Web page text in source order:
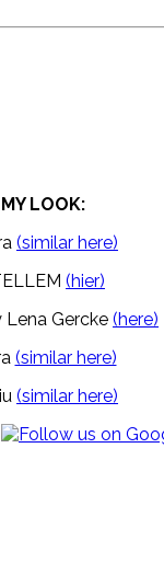
LOOK:
(similar here)
(hier)
Lena Gercke (here)
(similar here)
(similar here)